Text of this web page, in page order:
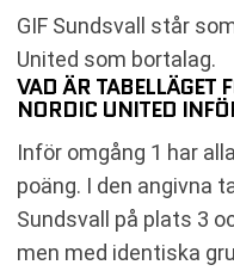
GIF Sundsvall står
United som bortalag.
VAD ÄR TABELLÄGET
NORDIC UNITED
Inför omgång 1 har
poäng. I den angivna
Sundsvall på plats 3
men med identiska